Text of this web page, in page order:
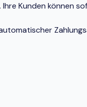
Kunden können